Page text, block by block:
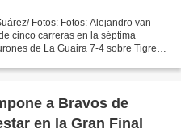
Fotos: Fotos: Alejandro van
cinco carreras en la séptima
de La Guaira 7-4 sobre Tigres
a Bravos de